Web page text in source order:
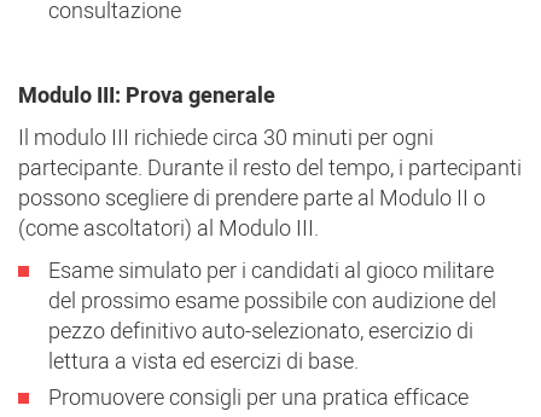
consultazione
Modulo III: Prova generale
Il modulo III richiede circa 30 minuti per ogni
partecipante. Durante il resto del tempo, i partecipanti
possono scegliere di prendere parte al Modulo II o
(come ascoltatori) al Modulo III.
Esame simulato per i candidati al gioco militare
del prossimo esame possibile con audizione del
pezzo definitivo auto-selezionato, esercizio di
lettura a vista ed esercizi di base.
Promuovere consigli per una pratica efficace